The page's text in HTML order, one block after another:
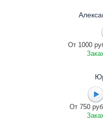
От 1000
От 750